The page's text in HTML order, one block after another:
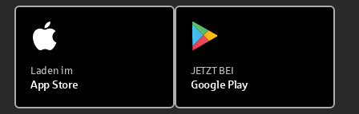
Laden im
App Store
JETZT BEI
Google Play